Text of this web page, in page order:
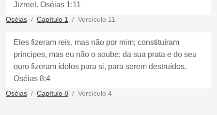
Jizreel. Oséias 1:11
Oséias Capítulo 1 Versículo 11
Eles fizeram reis, mas não por mim; constituíram
príncipes, mas eu não o soube; da sua prata e do seu
ouro fizeram ídolos para si, para serem destruídos.
Oséias 8:4
Oséias Capítulo 8 Versículo 4